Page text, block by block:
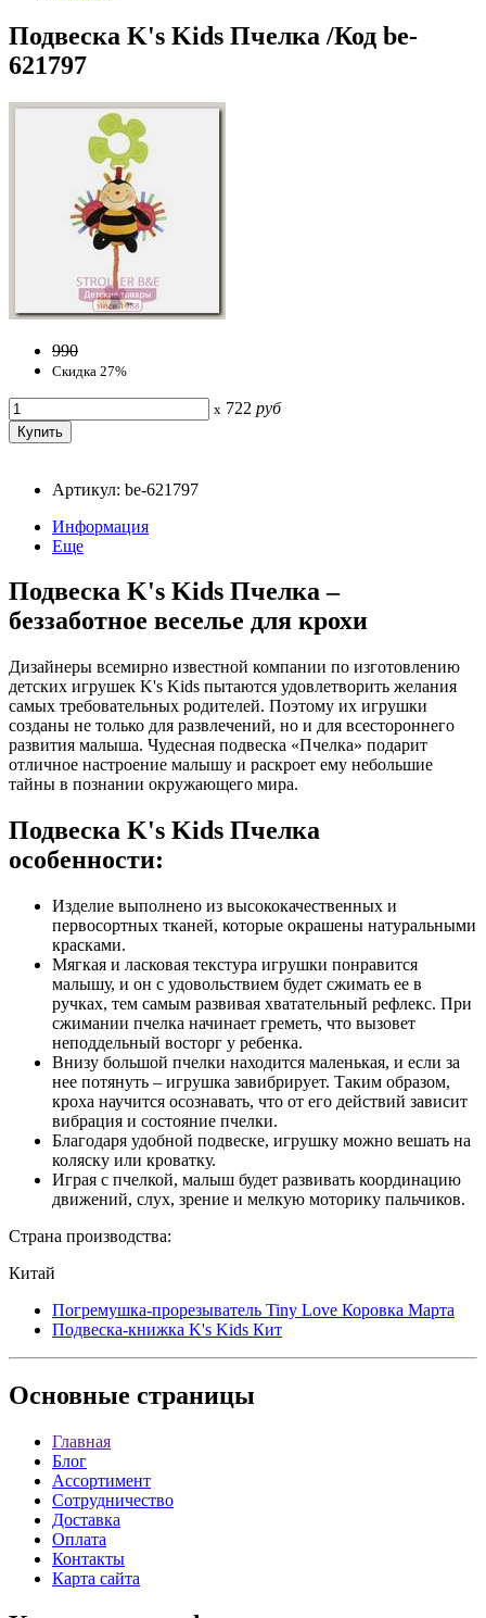
Подвеска K's Kids Пчелка /Код be-
621797
990
Скидка 27%
x 722 руб
Артикул: be-621797
Информация
Еще
Подвеска K's Kids Пчелка –
беззаботное веселье для крохи
Дизайнеры всемирно известной компании по изготовлению
детских игрушек K's Kids пытаются удовлетворить желания
самых требовательных родителей. Поэтому их игрушки
созданы не только для развлечений, но и для всестороннего
развития малыша. Чудесная подвеска «Пчелка» подарит
отличное настроение малышу и раскроет ему небольшие
тайны в познании окружающего мира.
Подвеска K's Kids Пчелка
особенности:
Изделие выполнено из высококачественных и
первосортных тканей, которые окрашены натуральными
красками.
Мягкая и ласковая текстура игрушки понравится
малышу, и он с удовольствием будет сжимать ее в
ручках, тем самым развивая хватательный рефлекс. При
сжимании пчелка начинает греметь, что вызовет
неподдельный восторг у ребенка.
Внизу большой пчелки находится маленькая, и если за
нее потянуть – игрушка завибрирует. Таким образом,
кроха научится осознавать, что от его действий зависит
вибрация и состояние пчелки.
Благодаря удобной подвеске, игрушку можно вешать на
коляску или кроватку.
Играя с пчелкой, малыш будет развивать координацию
движений, слух, зрение и мелкую моторику пальчиков.
Страна производства:
Китай
Погремушка-прорезыватель Tiny Love Коровка Марта
Подвеска-книжка K's Kids Кит
Основные страницы
Главная
Блог
Ассортимент
Сотрудничество
Доставка
Оплата
Контакты
Карта сайта